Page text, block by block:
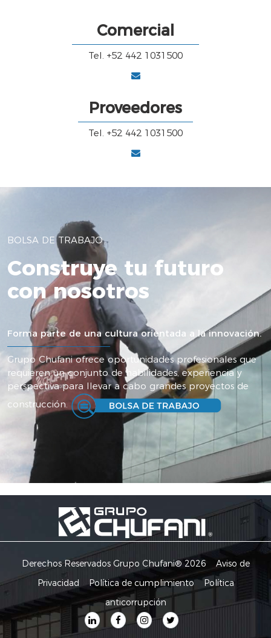
Comercial
Tel. +52 442 1031500
Proveedores
Tel. +52 442 1031500
BOLSA DE TRABAJO
Construye tu futuro
con nosotros
Forma parte de una cultura orientada a la innovación.
Grupo Chufani ofrece oportunidades profesionales que
requieren un conjunto de habilidades, experiencia y
perspectiva para llevar a cabo grandes proyectos de
construcción.
Derechos Reservados Grupo Chufani® 2026 Aviso de
Privacidad
Política de cumplimiento
Política
anticorrupción